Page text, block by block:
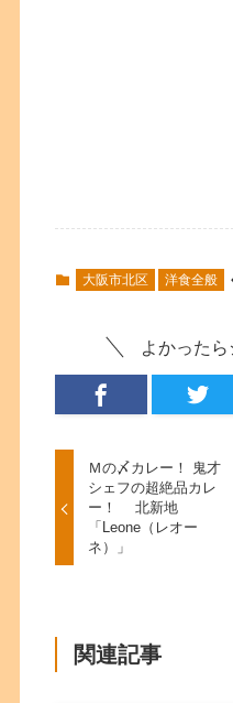
大阪市北区 洋食全般
よかったら
Ｍの〆カレー！ 鬼才
シェフの超絶品カレ
ー！ 北新地
「Leone（レオー
ネ）」
関連記事